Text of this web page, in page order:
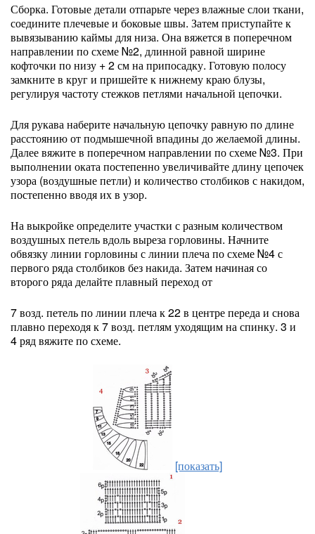
Сборка. Готовые детали отпарьте через влажные слои ткани,
соедините плечевые и боковые швы. Затем приступайте к
вывязыванию каймы для низа. Она вяжется в поперечном
направлении по схеме №2, длинной равной ширине
кофточки по низу + 2 см на припосадку. Готовую полосу
замкните в круг и пришейте к нижнему краю блузы,
регулируя частоту стежков петлями начальной цепочки.
Для рукава наберите начальную цепочку равную по длине
расстоянию от подмышечной впадины до желаемой длины.
Далее вяжите в поперечном направлении по схеме №3. При
выполнении оката постепенно увеличивайте длину цепочек
узора (воздушные петли) и количество столбиков с накидом,
постепенно вводя их в узор.
На выкройке определите участки с разным количеством
воздушных петель вдоль выреза горловины. Начните
обвязку линии горловины с линии плеча по схеме №4 с
первого ряда столбиков без накида. Затем начиная со
второго ряда делайте плавный переход от
7 возд. петель по линии плеча к 22 в центре переда и снова
плавно переходя к 7 возд. петлям уходящим на спинку. 3 и
4 ряд вяжите по схеме.
[показать]